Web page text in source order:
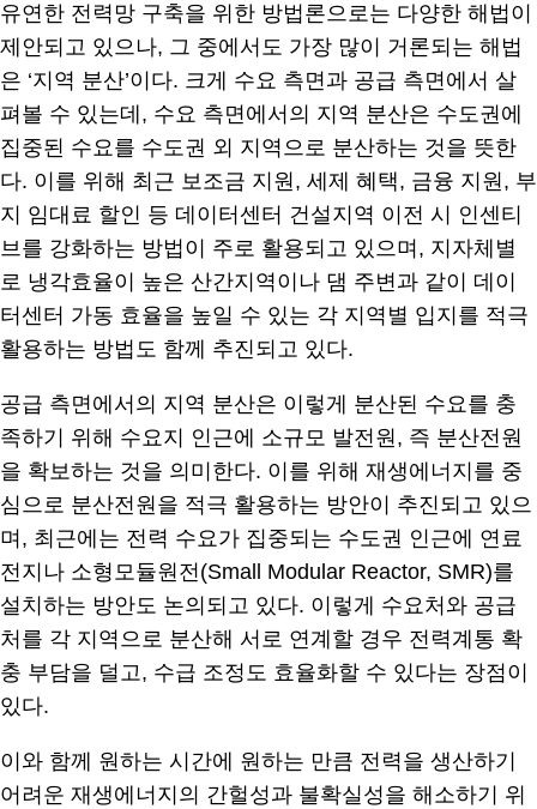
유연한 전력망 구축을 위한 방법론으로는 다양한 해법이
제안되고 있으나, 그 중에서도 가장 많이 거론되는 해법
은 ‘지역 분산’이다. 크게 수요 측면과 공급 측면에서 살
펴볼 수 있는데, 수요 측면에서의 지역 분산은 수도권에
집중된 수요를 수도권 외 지역으로 분산하는 것을 뜻한
다. 이를 위해 최근 보조금 지원, 세제 혜택, 금융 지원, 부
지 임대료 할인 등 데이터센터 건설지역 이전 시 인센티
브를 강화하는 방법이 주로 활용되고 있으며, 지자체별
로 냉각효율이 높은 산간지역이나 댐 주변과 같이 데이
터센터 가동 효율을 높일 수 있는 각 지역별 입지를 적극
활용하는 방법도 함께 추진되고 있다.
공급 측면에서의 지역 분산은 이렇게 분산된 수요를 충
족하기 위해 수요지 인근에 소규모 발전원, 즉 분산전원
을 확보하는 것을 의미한다. 이를 위해 재생에너지를 중
심으로 분산전원을 적극 활용하는 방안이 추진되고 있으
며, 최근에는 전력 수요가 집중되는 수도권 인근에 연료
전지나 소형모듈원전(Small Modular Reactor, SMR)를
설치하는 방안도 논의되고 있다. 이렇게 수요처와 공급
처를 각 지역으로 분산해 서로 연계할 경우 전력계통 확
충 부담을 덜고, 수급 조정도 효율화할 수 있다는 장점이
있다.
이와 함께 원하는 시간에 원하는 만큼 전력을 생산하기
어려운 재생에너지의 간헐성과 불확실성을 해소하기 위